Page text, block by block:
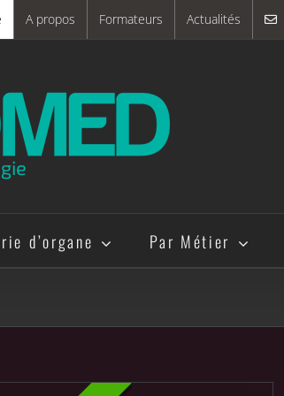
A propos Formateurs Actualités
d’organe Par Métier